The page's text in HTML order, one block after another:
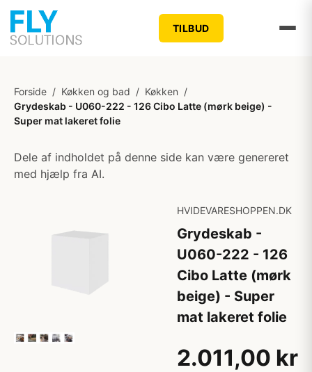
TILBUD
Forside / Køkken og bad / Køkken /
Grydeskab - U060-222 - 126 Cibo Latte (mørk beige) -
Super mat lakeret folie
Dele af indholdet på denne side kan være genereret
med hjælp fra AI.
HVIDEVARESHOPPEN.DK
Grydeskab -
U060-222 - 126
Cibo Latte (mørk
beige) - Super
mat lakeret folie
2.011,00 kr